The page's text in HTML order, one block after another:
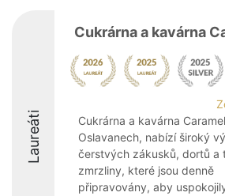
Laureáti
Cukrárna a kavárna
Cukrárna a kavárna
Oslavanech, nabízí široký
čerstvých zákusků, dortů a
zmrzliny, které jsou denně
připravovány, aby